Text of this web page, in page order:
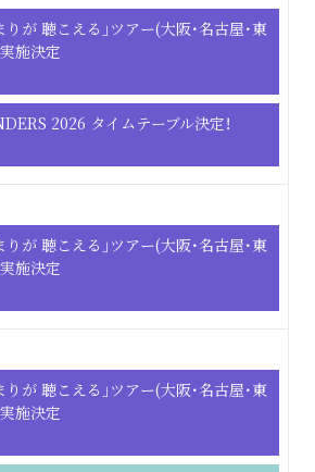
りが 聴こえる｣ツアー(大阪･名古屋･東
施決定
2026 タイムテーブル決定！
りが 聴こえる｣ツアー(大阪･名古屋･東
施決定
りが 聴こえる｣ツアー(大阪･名古屋･東
施決定